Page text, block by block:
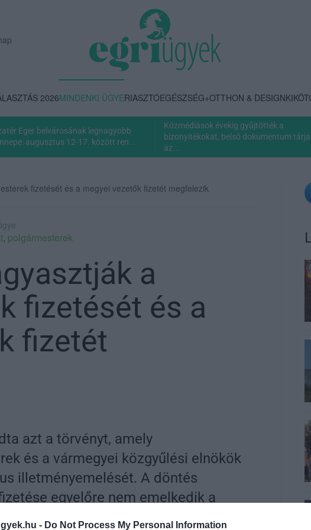
- Do Not Process My Personal Information
2026MINDENKI ÜGYERIASZTÓEGÉSZSÉG+OTTHON & DESIGN
Eger belvárosának legnagyobb
augusztus 12-17. között ren...
Közmédiások évekig gyűjtötték a
bizonyítékokat, belső dokumentum
az...
fizetését és a megyei vezetők fizetét megfelezik
, polgármesterek
a
fizetését és a
fizetét
azt a törvényt, amely
és a vármegyei közgyűlési elnökök
illetményemelését. A döntés
egyelőre nem emelkedik a
megfelelően.